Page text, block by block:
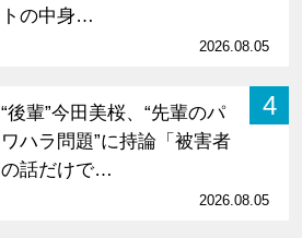
トの中身…
2026.08.05
4
“後輩”今田美桜、“先輩のパ
ワハラ問題”に持論「被害者
の話だけで…
2026.08.05